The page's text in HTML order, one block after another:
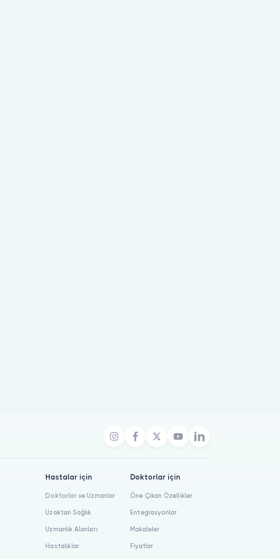
Hastalar için
Doktorlar ve Uzmanlar
Uzaktan Sağlık
Uzmanlık Alanları
Hastalıklar
Doktorlar için
Öne Çıkan Özellikler
Entegrasyonlar
Makaleler
Fiyatlar